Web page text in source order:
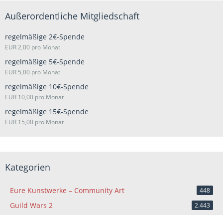
Außerordentliche Mitgliedschaft
regelmäßige 2€-Spende
EUR 2,00 pro Monat
regelmäßige 5€-Spende
EUR 5,00 pro Monat
regelmäßige 10€-Spende
EUR 10,00 pro Monat
regelmäßige 15€-Spende
EUR 15,00 pro Monat
Kategorien
Eure Kunstwerke – Community Art 448
Guild Wars 2 2.443